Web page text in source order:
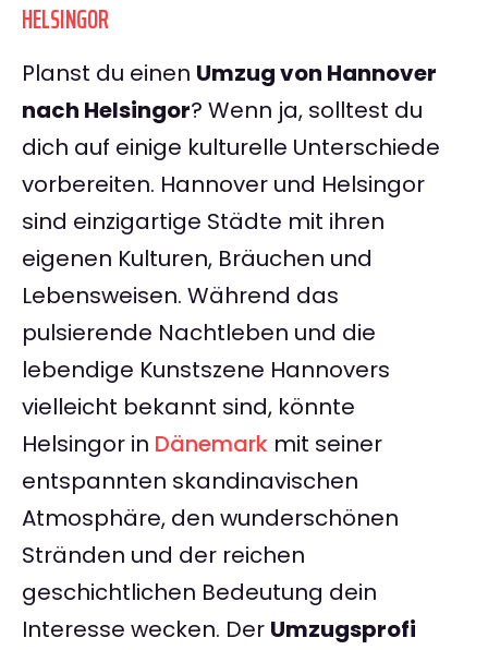
HELSINGOR
Planst du einen Umzug von Hannover
nach Helsingor? Wenn ja, solltest du
dich auf einige kulturelle Unterschiede
vorbereiten. Hannover und Helsingor
sind einzigartige Städte mit ihren
eigenen Kulturen, Bräuchen und
Lebensweisen. Während das
pulsierende Nachtleben und die
lebendige Kunstszene Hannovers
vielleicht bekannt sind, könnte
Helsingor in Dänemark mit seiner
entspannten skandinavischen
Atmosphäre, den wunderschönen
Stränden und der reichen
geschichtlichen Bedeutung dein
Interesse wecken. Der Umzugsprofi